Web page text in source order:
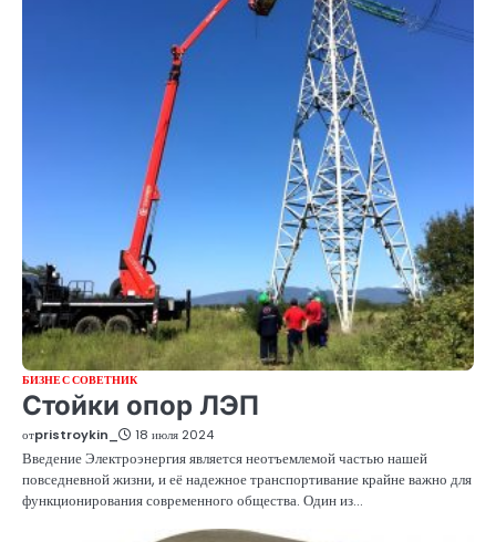
БИЗНЕС СОВЕТНИК
Стойки опор ЛЭП
отpristroykin_ 18 июля 2024
Введение Электроэнергия является неотъемлемой частью нашей
повседневной жизни, и её надежное транспортивание крайне важно для
функционирования современного общества. Один из…